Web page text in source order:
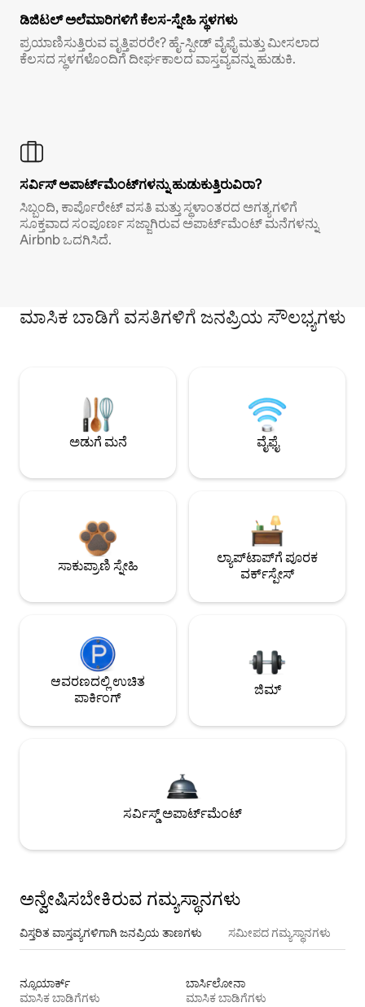
ಡಿಜಿಟಲ್ ಅಲೆಮಾರಿಗಳಿಗೆ ಕೆಲಸ-ಸ್ನೇಹಿ ಸ್ಥಳಗಳು
ಪ್ರಯಾಣಿಸುತ್ತಿರುವ ವೃತ್ತಿಪರರೇ? ಹೈ-ಸ್ಪೀಡ್ ವೈಫೈ ಮತ್ತು ಮೀಸಲಾದ
ಕೆಲಸದ ಸ್ಥಳಗಳೊಂದಿಗೆ ದೀರ್ಘಕಾಲದ ವಾಸ್ತವ್ಯವನ್ನು ಹುಡುಕಿ.
ಸರ್ವಿಸ್ ಅಪಾರ್ಟ್‌ಮೆಂಟ್‌ಗಳನ್ನು ಹುಡುಕುತ್ತಿರುವಿರಾ?
ಸಿಬ್ಬಂದಿ, ಕಾರ್ಪೊರೇಟ್ ವಸತಿ ಮತ್ತು ಸ್ಥಳಾಂತರದ ಅಗತ್ಯಗಳಿಗೆ
ಸೂಕ್ತವಾದ ಸಂಪೂರ್ಣ ಸಜ್ಜಾಗಿರುವ ಅಪಾರ್ಟ್‌ಮೆಂಟ್ ಮನೆಗಳನ್ನು
Airbnb ಒದಗಿಸಿದೆ.
ಮಾಸಿಕ ಬಾಡಿಗೆ ವಸತಿಗಳಿಗೆ ಜನಪ್ರಿಯ ಸೌಲಭ್ಯಗಳು
ಅಡುಗೆ ಮನೆ ವೈಫೈ
ಸಾಕುಪ್ರಾಣಿ ಸ್ನೇಹಿ
ಲ್ಯಾಪ್‌ಟಾಪ್‌ಗೆ ಪೂರಕ
ವರ್ಕ್‌ಸ್ಪೇಸ್
ಆವರಣದಲ್ಲಿ ಉಚಿತ
ಪಾರ್ಕಿಂಗ್
ಜಿಮ್
ಸರ್ವಿಸ್ಡ್ ಅಪಾರ್ಟ್‌ಮೆಂಟ್
ಅನ್ವೇಷಿಸಬೇಕಿರುವ ಗಮ್ಯಸ್ಥಾನಗಳು
ವಿಸ್ತರಿತ ವಾಸ್ತವ್ಯಗಳಿಗಾಗಿ ಜನಪ್ರಿಯ ತಾಣಗಳು ಸಮೀಪದ ಗಮ್ಯಸ್ಥಾನಗಳು
ನ್ಯೂಯಾರ್ಕ್
ಮಾಸಿಕ ಬಾಡಿಗೆಗಳು
ಬಾರ್ಸಿಲೋನಾ
ಮಾಸಿಕ ಬಾಡಿಗೆಗಳು